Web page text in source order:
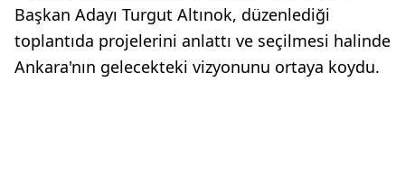
Başkan Adayı Turgut Altınok, düzenlediği
toplantıda projelerini anlattı ve seçilmesi halinde
Ankara'nın gelecekteki vizyonunu ortaya koydu.